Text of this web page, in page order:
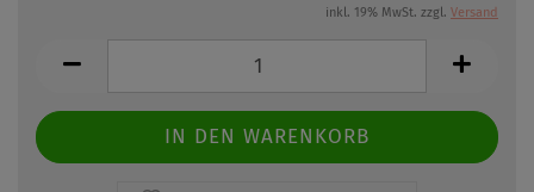
inkl. 19% MwSt. zzgl. Versand